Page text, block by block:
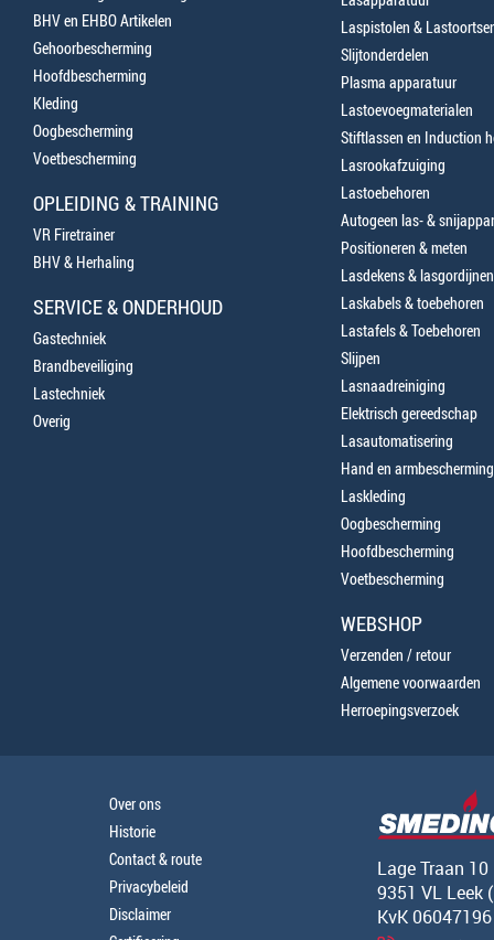
BHV en EHBO Artikelen
Gehoorbescherming
Hoofdbescherming
Kleding
Oogbescherming
Voetbescherming
OPLEIDING & TRAINING
VR Firetrainer
BHV & Herhaling
SERVICE & ONDERHOUD
Gastechniek
Brandbeveiliging
Lastechniek
Overig
Laspistolen &
Slijtonderdelen
Plasma apparatuur
Lastoevoegmaterialen
Stiftlassen en Induction
Lasrookafzuiging
Lastoebehoren
Autogeen las- &
Positioneren & meten
Lasdekens & lasgordijnen
Laskabels & toebehoren
Lastafels & Toebehoren
Slijpen
Lasnaadreiniging
Elektrisch gereedschap
Lasautomatisering
Hand en armbescherming
Laskleding
Oogbescherming
Hoofdbescherming
Voetbescherming
WEBSHOP
Verzenden / retour
Algemene voorwaarden
Herroepingsverzoek
Over ons
Historie
Contact & route
Privacybeleid
Disclaimer
Lage Traan 10
9351 VL Leek
KvK 06047196